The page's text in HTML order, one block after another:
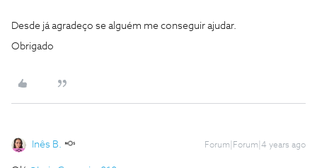
Desde já agradeço se alguém me conseguir ajudar.
Obrigado
Inês B. Forum|Forum|4 years ago